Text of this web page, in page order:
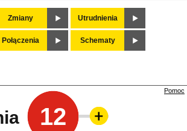
Zmiany Utrudnienia
Połączenia Schematy
12
Pomoc